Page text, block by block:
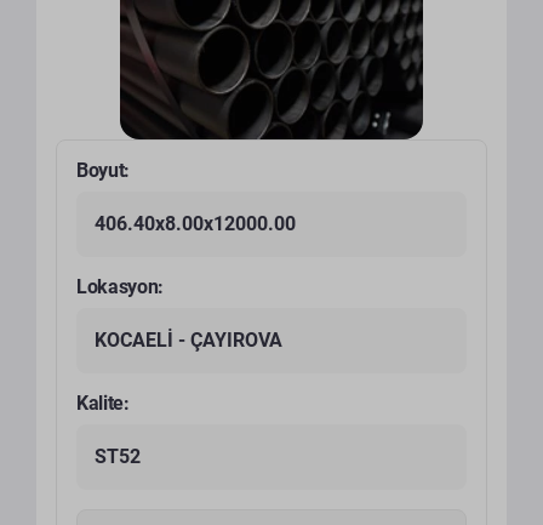
Boyut:
406.40x8.00x12000.00
Lokasyon:
KOCAELİ - ÇAYIROVA
Kalite:
ST52